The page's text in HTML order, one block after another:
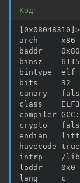
Код:
arch     x86
baddr
binsz    6115
bintype  elf
bits     32
canary
class
compiler
crypto
endian
havecode true
intrp    /
laddr    0x0
lang     c